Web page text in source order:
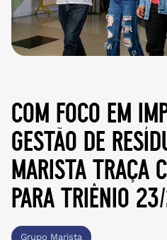
com foco em
gestão de
marista traça
para triênio
Grupo Marista